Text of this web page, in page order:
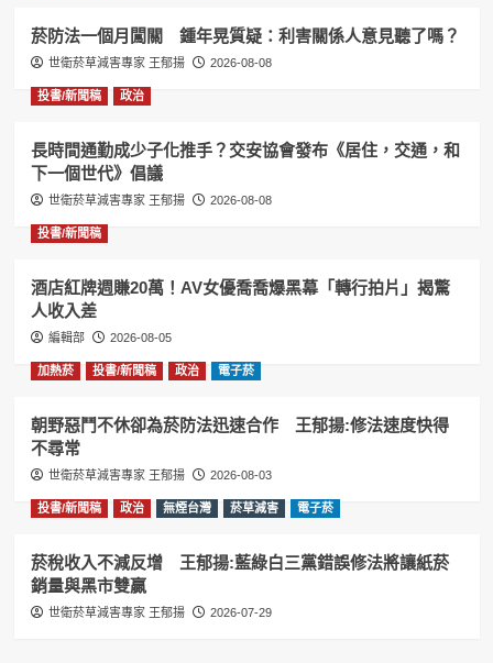
菸防法一個月闖關 鍾年晃質疑：利害關係人意見聽了嗎？
世衛菸草減害專家 王郁揚 2026-08-08
投書/新聞稿 政治
長時間通勤成少子化推手？交安協會發布《居住，交通，和
下一個世代》倡議
世衛菸草減害專家 王郁揚 2026-08-08
投書/新聞稿
酒店紅牌週賺20萬！AV女優喬喬爆黑幕「轉行拍片」揭驚
人收入差
編輯部 2026-08-05
加熱菸 投書/新聞稿 政治 電子菸
朝野惡鬥不休卻為菸防法迅速合作 王郁揚:修法速度快得
不尋常
世衛菸草減害專家 王郁揚 2026-08-03
投書/新聞稿 政治 無煙台灣 菸草減害 電子菸
菸稅收入不減反增 王郁揚:藍綠白三黨錯誤修法將讓紙菸
銷量與黑市雙贏
世衛菸草減害專家 王郁揚 2026-07-29